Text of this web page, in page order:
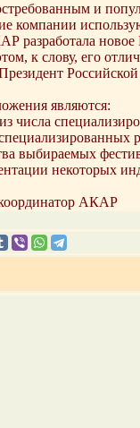
и
компании
разработала
к слову, его
являются:
числа
выбираемых
некоторых
АКАР